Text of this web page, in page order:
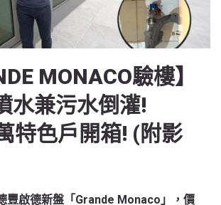
MONACO驗樓】
水兼污水倒灌!
特色戶開箱! (附影
豐啟德新盤「Grande Monaco」，價